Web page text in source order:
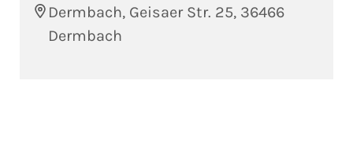
Dermbach, Geisaer Str. 25, 36466
Dermbach